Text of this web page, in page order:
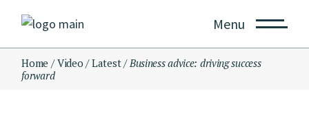
Menu
Home Video Latest
Business advice: driving success
forward